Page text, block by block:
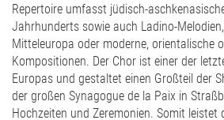
Repertoire umfasst jüdisch-
Jahrhunderts sowie auch Ladino-
Mitteleuropa oder moderne, orientalische
Kompositionen. Der Chor ist einer der
Europas und gestaltet einen Großteil der
der großen Synagogue de la Paix in
Hochzeiten und Zeremonien. Somit leistet